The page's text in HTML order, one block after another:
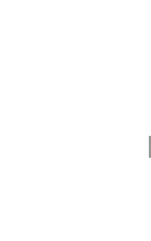
式会社
ます。